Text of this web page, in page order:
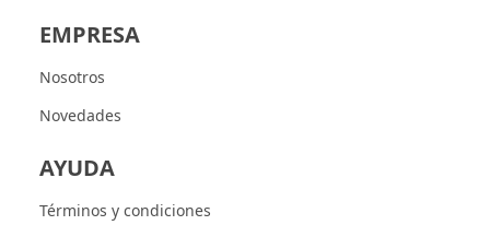
EMPRESA
Nosotros
Novedades
AYUDA
Términos y condiciones